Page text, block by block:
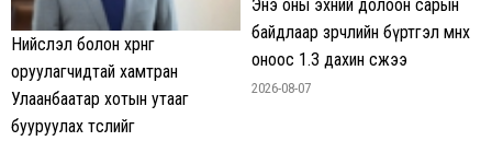
Нийслэл болон хөрөнгө
оруулагчидтай хамтран
Улаанбаатар хотын утааг
бууруулах төслийг
Энэ оны эхний долоон сарын
байдлаар зөрчлийн бүртгэл өмнөх
оноос 1.3 дахин өсжээ
2026-08-07